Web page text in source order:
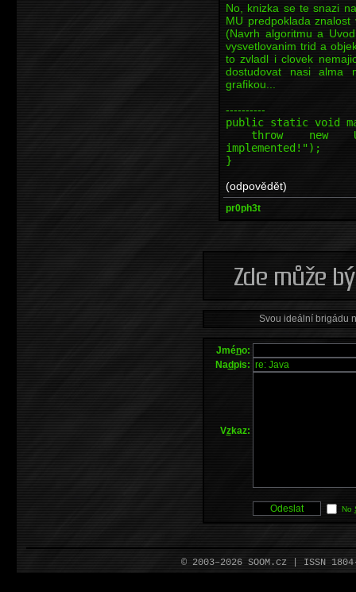
No, knizka se te snazi
MU predpoklada
(Navrh algoritmu a
vysvetlovanim trid a
to zvladl i clovek
dostudovat nasi alma
grafikou...
----------
public static void
throw new
implemented!");
}
(odpovědět)
pr0ph3t
Svou ideální brigádu
Jméno:
Nadpis:
Vzkaz:
No
© 2003–2026 SOOM.cz | ISSN